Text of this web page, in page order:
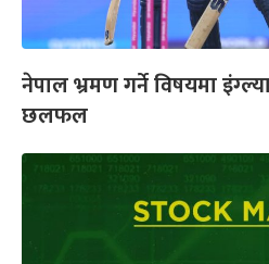
नेपाल भ्रमण गर्ने विषयमा
छलफल